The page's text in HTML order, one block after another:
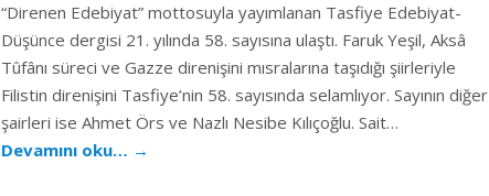
“Direnen Edebiyat” mottosuyla yayımlanan Tasfiye Edebiyat-
Düşünce dergisi 21. yılında 58. sayısına ulaştı. Faruk Yeşil, Aksâ
Tûfânı süreci ve Gazze direnişini mısralarına taşıdığı şiirleriyle
Filistin direnişini Tasfiye’nin 58. sayısında selamlıyor. Sayının diğer
şairleri ise Ahmet Örs ve Nazlı Nesibe Kılıçoğlu. Sait…
Devamını oku… →